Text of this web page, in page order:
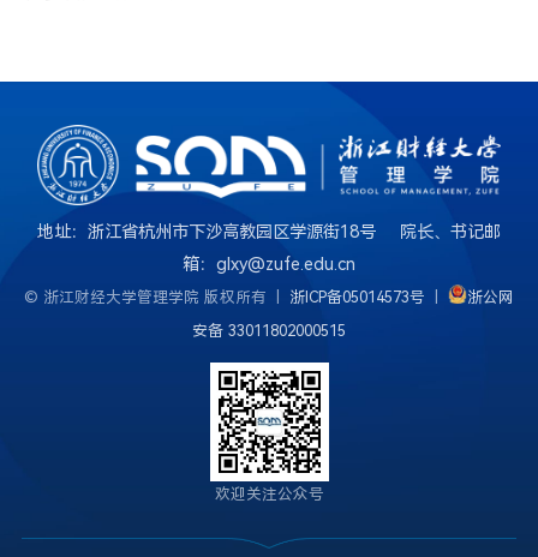
地址：浙江省杭州市下沙高教园区学源街18号 院长、书记邮
箱：glxy@zufe.edu.cn
© 浙江财经大学管理学院 版权所有 | 浙ICP备05014573号
浙公网
安备 33011802000515
欢迎关注公众号